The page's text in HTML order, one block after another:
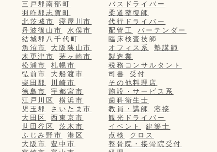
三戸郡南部町
羽咋郡志賀町
北茨城市
寝屋川市
丹波篠山市
水俣市
結城郡八千代町
魚沼市
大阪狭山市
木更津市
茅ヶ崎市
松浦市
札幌市
弘前市
大船渡市
柴田郡
川崎市
徳島市
宇都宮市
江戸川区
横浜市
児玉郡
さいたま市
大田区
西東京市
世田谷区
茨木市
ふじみ野市
港区
大阪市
豊中市
バスドライバー
柔道整復師
代行ドライバー
配管工
バーテンダー
臨床検査技師
オフィス系
塾講師
製造業
税務コンサルタント
司書
受付
その他料理店
施設・サービス系
歯科衛生士
教員・講師
溶接
観光ドライバー
イベント
建築士
点検
クロス
整骨院・接骨院受付